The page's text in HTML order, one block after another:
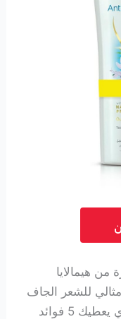
من هيمالايا
للشعر الجاف
الذي يحتاج للمزيد من الترطيب والذي يعطيك 5 فوائد